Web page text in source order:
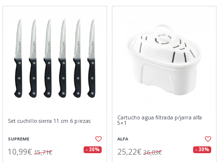
Set cuchillo sierra 11 cm 6 piezas
SUPREME
10,99€ 15,71€ - 30%
Cartucho agua filtrada p/jarra alfa
5+1
ALFA
25,22€ 36,03€ - 30%